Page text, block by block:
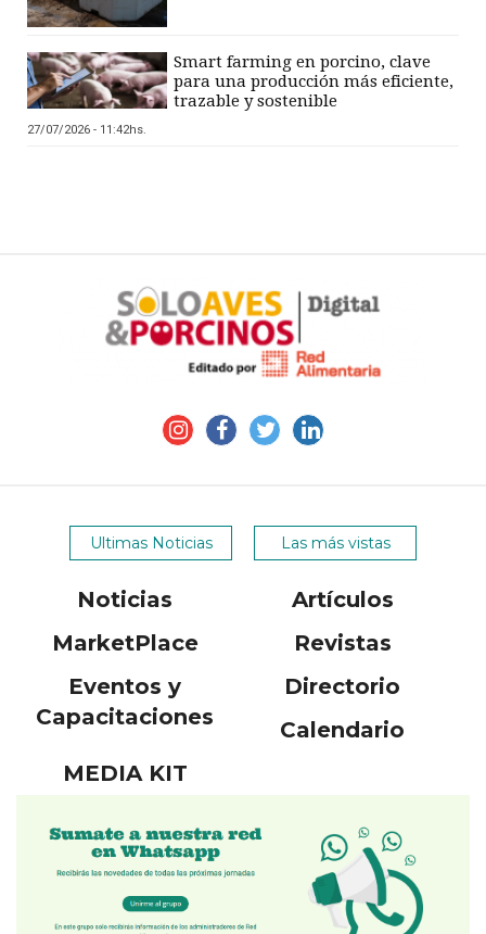
Smart farming en porcino, clave
para una producción más eficiente,
trazable y sostenible
27/07/2026 - 11:42hs.
Ultimas Noticias Las más vistas
Noticias
Artículos
MarketPlace
Revistas
Eventos y
Capacitaciones
Directorio
Calendario
MEDIA KIT